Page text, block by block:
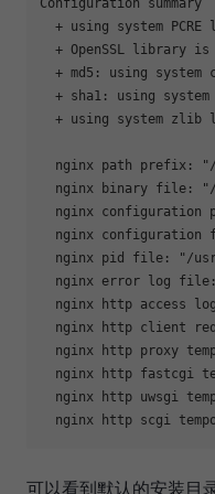
Configuration summary
+ using system PCRE
+ OpenSSL library is
+ md5: using system
+ sha1: using system
+ using system zlib
  nginx path prefix:
  nginx binary file:
nginx configuration
nginx configuration
  nginx pid file:
"/
nginx error log
nginx http access
nginx http client
nginx http proxy
nginx http fastcgi
nginx http uwsgi
nginx http scgi
可以看到默认的安装目